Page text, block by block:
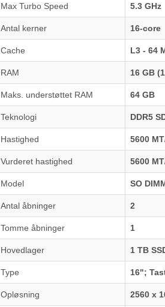
Max Turbo Speed 5.3 GHz
Antal kerner 16-core
Cache L3 - 64
RAM 16 GB
Maks. understøttet RAM 64 GB
Teknologi DDR5
Hastighed 5600
Vurderet hastighed 5600
Model SO
Antal åbninger 2
Tomme åbninger 1
Hovedlager 1 TB
Type 16";
Opløsning 2560 x